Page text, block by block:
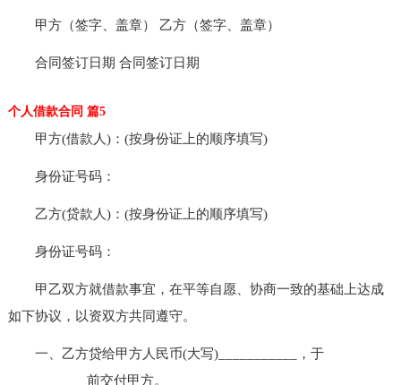
甲方（签字、盖章） 乙方（签字、盖章）
合同签订日期 合同签订日期
个人借款合同 篇5
甲方(借款人)：(按身份证上的顺序填写)
身份证号码：
乙方(贷款人)：(按身份证上的顺序填写)
身份证号码：
甲乙双方就借款事宜，在平等自愿、协商一致的基础上达成
如下协议，以资双方共同遵守。
一、乙方贷给甲方人民币(大写)___________，于
___________前交付甲方。